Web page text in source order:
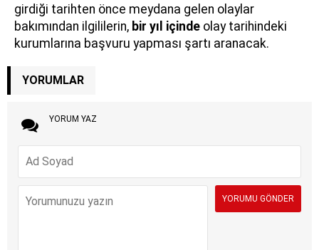
girdiği tarihten önce meydana gelen olaylar
bakımından ilgililerin, bir yıl içinde olay tarihindeki
kurumlarına başvuru yapması şartı aranacak.
YORUMLAR
YORUM YAZ